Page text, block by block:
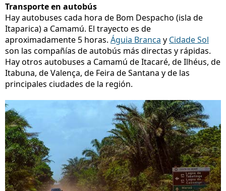
Transporte en autobús
Hay autobuses cada hora de Bom Despacho (isla de
Itaparica) a Camamú. El trayecto es de
aproximadamente 5 horas. Águia Branca y Cidade Sol
son las compañías de autobús más directas y rápidas.
Hay otros autobuses a Camamú de Itacaré, de Ilhéus, de
Itabuna, de Valença, de Feira de Santana y de las
principales ciudades de la región.